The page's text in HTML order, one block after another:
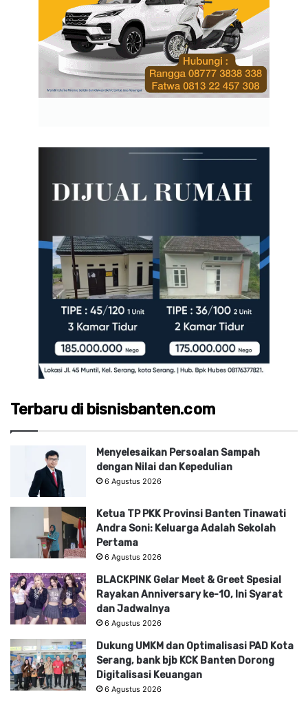
Terbaru di bisnisbanten.com
Menyelesaikan Persoalan Sampah
dengan Nilai dan Kepedulian
6 Agustus 2026
Ketua TP PKK Provinsi Banten Tinawati
Andra Soni: Keluarga Adalah Sekolah
Pertama
6 Agustus 2026
BLACKPINK Gelar Meet & Greet Spesial
Rayakan Anniversary ke-10, Ini Syarat
dan Jadwalnya
6 Agustus 2026
Dukung UMKM dan Optimalisasi PAD Kota
Serang, bank bjb KCK Banten Dorong
Digitalisasi Keuangan
6 Agustus 2026